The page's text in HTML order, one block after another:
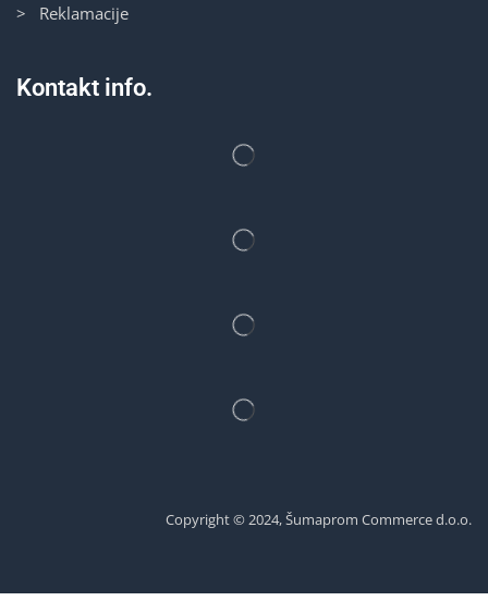
> Reklamacije
Kontakt info.
Copyright © 2024, Šumaprom Commerce d.o.o.